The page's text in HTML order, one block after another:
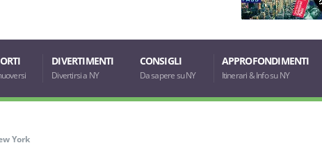
DIVERTIMENTI
Divertirsi a NY
CONSIGLI
Da sapere su NY
APPROFONDIMENTI
Itinerari & Info su NY
York